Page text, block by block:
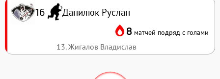
16 Данилюк Руслан
8 матчей подряд с голами
13. Жигалов Владислав